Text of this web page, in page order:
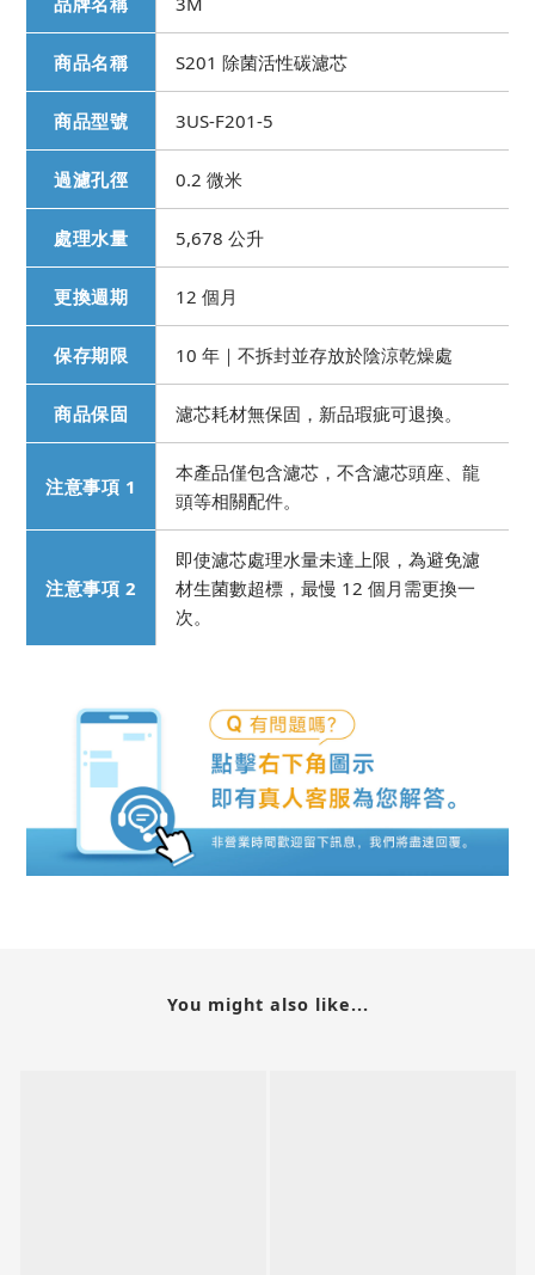
商品名稱 S201 除菌活性碳濾芯
商品型號 3US-F201-5
過濾孔徑 0.2 微米
處理水量 5,678 公升
更換週期 12 個月
保存期限 10 年｜不拆封並存放於陰涼乾燥處
商品保固 濾芯耗材無保固，新品瑕疵可退換。
注意事項 1
本產品僅包含濾芯，不含濾芯頭座、龍
頭等相關配件。
注意事項 2
即使濾芯處理水量未達上限，為避免濾
材生菌數超標，最慢 12 個月需更換一
次。
You might also like...